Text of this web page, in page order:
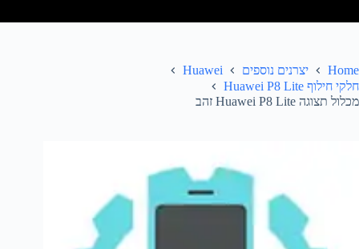
Home יצרנים נוספים
Huawei
חלקי חילוף Huawei P8 Lite
מכלול תצוגה Huawei P8 Lite זהב